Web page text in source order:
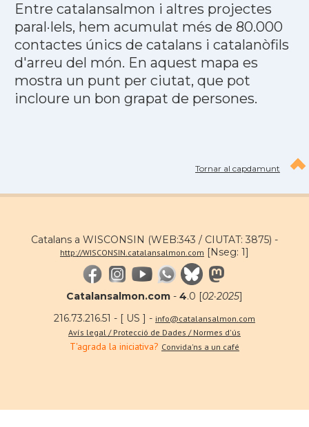
Entre catalansalmon i altres projectes
paral·lels, hem acumulat més de 80.000
contactes únics de catalans i catalanòfils
d'arreu del món. En aquest mapa es
mostra un punt per ciutat, que pot
incloure un bon grapat de persones.
Tornar al capdamunt
Catalans a WISCONSIN (WEB:343 / CIUTAT: 3875) -
http://WISCONSIN.catalansalmon.com [Nseg: 1]
Catalansalmon.com - 4.0 [02·2025]
216.73.216.51 - [ US ] - info@catalansalmon.com
Avís legal / Protecció de Dades / Normes d'ús
T'agrada la iniciativa? Convida'ns a un café